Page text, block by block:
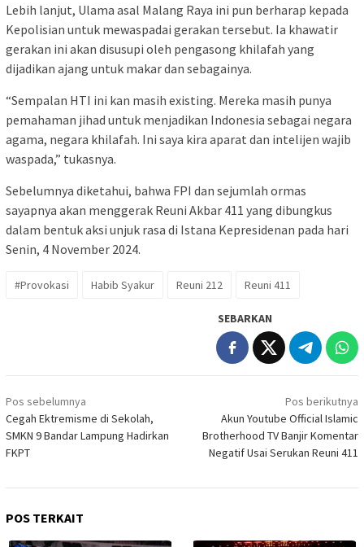
Lebih lanjut, Ulama asal Malang Raya ini pun berharap kepada
Kepolisian untuk mewaspadai gerakan tersebut. Ia khawatir
gerakan ini akan disusupi oleh pengasong khilafah yang
dijadikan ajang untuk makar dan sebagainya.
“Sempalan HTI ini kan masih existing. Mereka masih punya
pemahaman jihad untuk menjadikan Indonesia sebagai negara
agama, negara khilafah. Ini saya kira aparat dan intelijen wajib
waspada,” tukasnya.
Sebelumnya diketahui, bahwa FPI dan sejumlah ormas
sayapnya akan menggerak Reuni Akbar 411 yang dibungkus
dalam bentuk aksi unjuk rasa di Istana Kepresidenan pada hari
Senin, 4 November 2024.
#Provokasi Habib Syakur Reuni 212 Reuni 411
SEBARKAN
Navigasi
pos
Pos sebelumnya
Cegah Ektremisme di Sekolah,
SMKN 9 Bandar Lampung Hadirkan
FKPT
Pos berikutnya
Akun Youtube Official Islamic
Brotherhood TV Banjir Komentar
Negatif Usai Serukan Reuni 411
POS TERKAIT